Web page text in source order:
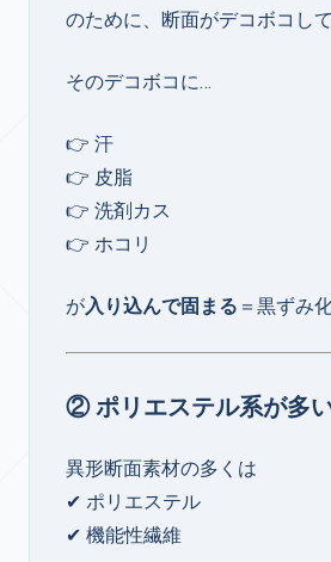
のために、断面がデコボコして
そのデコボコに…
👉 汗
👉 皮脂
👉 洗剤カス
👉 ホコリ
が入り込んで固まる ＝黒ずみ
② ポリエステル系が多
異形断面素材の多くは
✔ ポリエステル
✔ 機能性繊維